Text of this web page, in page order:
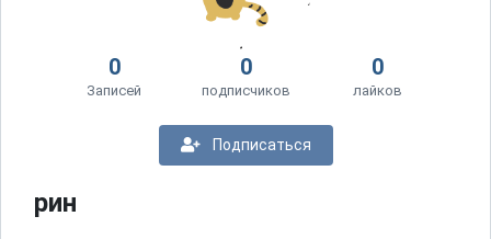
0
Записей
0
подписчиков
0
лайков
Подписаться
рин